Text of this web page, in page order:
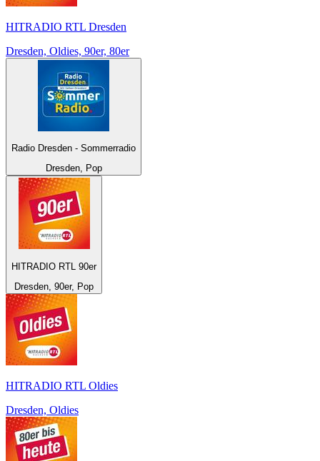
HITRADIO RTL Dresden
Dresden, Oldies, 90er, 80er
Radio Dresden - Sommerradio
Dresden, Pop
HITRADIO RTL 90er
Dresden, 90er, Pop
HITRADIO RTL Oldies
Dresden, Oldies